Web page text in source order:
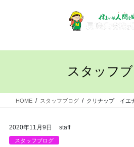
スタッフ
HOME スタッフブログ クリナップ イエ
2020年11月9日 staff
スタッフブログ